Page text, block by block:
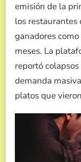
emisión de la
los
ganadores
meses. La
reportó
demanda
platos que